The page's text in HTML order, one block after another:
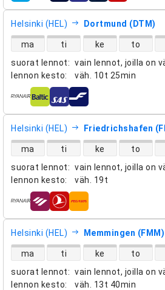
Helsinki (HEL) Dortmund (DTM)
suorat lennot: vain lennot, joilla on
lennon kesto: väh. 10t 25min
suorien lentojen saatavuus
ma ti ke to
lentoyhtiöt
Helsinki (HEL) Friedrichshafen
suorat lennot: vain lennot, joilla on
lennon kesto: väh. 19t
suorien lentojen saatavuus
ma ti ke to
lentoyhtiöt
Helsinki (HEL) Memmingen (FMM)
suorat lennot: vain lennot, joilla on
lennon kesto: väh. 13t 40min
suorien lentojen saatavuus
ma ti ke to